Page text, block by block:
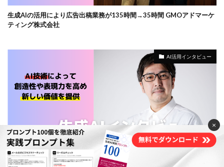
生成AIの活用により広告出稿業務が135時間→35時間 GMOアドマーケ
ティング株式会社
AI活用インタビュー
×